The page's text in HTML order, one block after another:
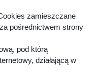
zamieszczane
pośrednictwem strony
pod którą
działającą w